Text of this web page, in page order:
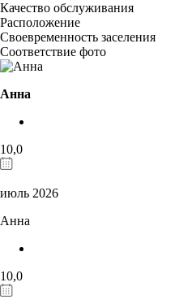
Качество обслуживания
Расположение
Своевременность заселения
Соответствие фото
Анна
10,0
июль 2026
Анна
10,0